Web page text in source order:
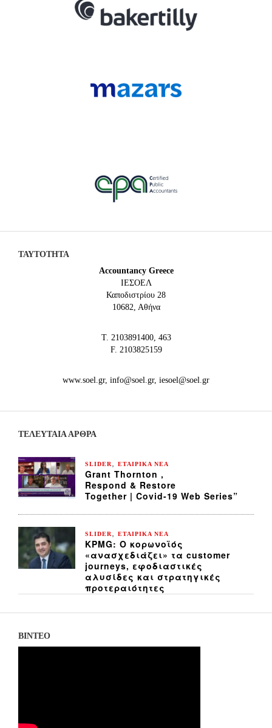
ΤΑΥΤΟΤΗΤΑ
Accountancy Greece
IEΣΟΕΛ
Καποδιστρίου 28
10682, Αθήνα
Τ. 2103891400, 463
F. 2103825159
www.soel.gr, info@soel.gr, iesoel@soel.gr
ΤΕΛΕΥΤΑΙΑ ΆΡΘΡΑ
SLIDER ΕΤΑΙΡΙΚΑ ΝΕΑ
Grant Thornton ,
Respond & Restore
Together | Covid-19 Web Series”
SLIDER ΕΤΑΙΡΙΚΑ ΝΕΑ
KPMG: Ο κορωνοϊός
«ανασχεδιάζει» τα customer
journeys, εφοδιαστικές
αλυσίδες και στρατηγικές
προτεραιότητες
ΒΙΝΤΕΟ